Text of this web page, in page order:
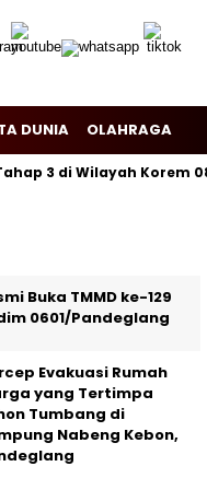
DUNIA OLAHRAGA
di Wilayah Korem 081/Dsj
Buka TMMD ke-129
0601/Pandeglang
Evakuasi Rumah
yang Tertimpa
Tumbang di
Nabeng Kebon,